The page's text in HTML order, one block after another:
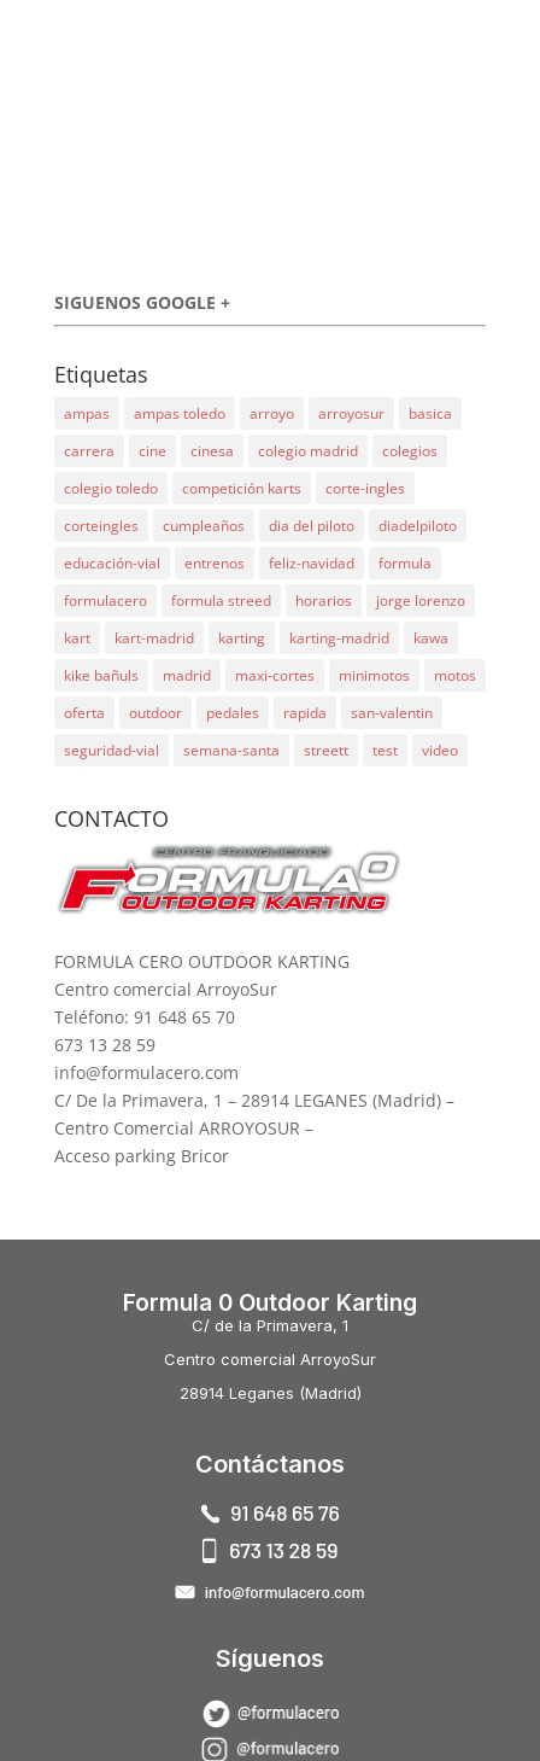
SIGUENOS GOOGLE +
Etiquetas
ampas ampas toledo arroyo arroyosur
basica
carrera
cine cinesa colegio madrid
colegios
colegio toledo
competición karts
corte-ingles
corteingles
cumpleaños dia del piloto
diadelpiloto
educación-vial
entrenos feliz-navidad
formula
formulacero
formula streed horarios
jorge lorenzo
kart
kart-madrid karting karting-madrid
kawa
kike bañuls
madrid maxi-cortes minimotos
motos
oferta
outdoor pedales rapida
san-valentin
seguridad-vial
semana-santa streett test video
CONTACTO
FORMULA CERO OUTDOOR KARTING
Centro comercial ArroyoSur
Teléfono: 91 648 65 70
673 13 28 59
info@formulacero.com
C/ De la Primavera, 1 – 28914 LEGANES (Madrid) –
Centro Comercial ARROYOSUR –
Acceso parking Bricor
Formula 0 Outdoor Karting
C/ de la Primavera, 1
Centro comercial ArroyoSur
28914 Leganes (Madrid)
Contáctanos
Síguenos